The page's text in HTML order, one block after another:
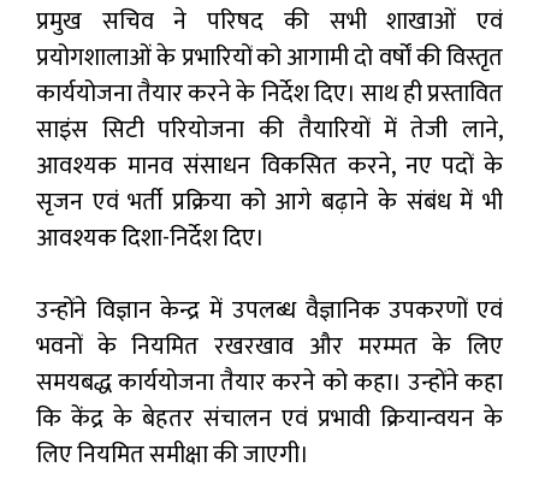
प्रमुख सचिव ने परिषद की सभी शाखाओं एवं
प्रयोगशालाओं के प्रभारियों को आगामी दो वर्षों की विस्तृत
कार्ययोजना तैयार करने के निर्देश दिए। साथ ही प्रस्तावित
साइंस सिटी परियोजना की तैयारियों में तेजी लाने,
आवश्यक मानव संसाधन विकसित करने, नए पदों के
सृजन एवं भर्ती प्रक्रिया को आगे बढ़ाने के संबंध में भी
आवश्यक दिशा-निर्देश दिए।
उन्होंने विज्ञान केन्द्र में उपलब्ध वैज्ञानिक उपकरणों एवं
भवनों के नियमित रखरखाव और मरम्मत के लिए
समयबद्ध कार्ययोजना तैयार करने को कहा। उन्होंने कहा
कि केंद्र के बेहतर संचालन एवं प्रभावी क्रियान्वयन के
लिए नियमित समीक्षा की जाएगी।